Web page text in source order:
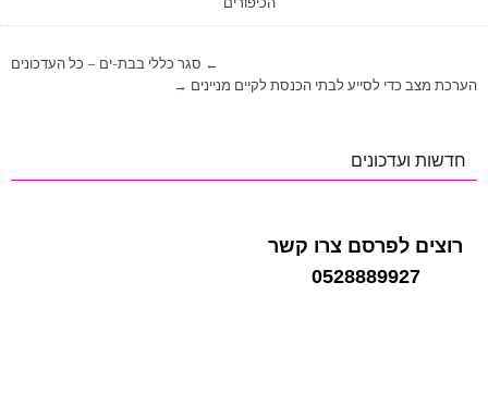
← סגר כללי בבת-ים – כל העדכונים
הערכת מצב כדי לסייע לבתי הכנסת לקיים מניינים →
חדשות ועדכונים
רוצים לפרסם צרו קשר
0528889927